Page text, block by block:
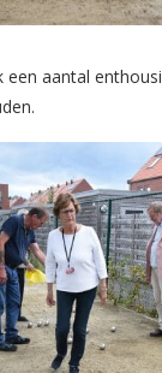
een aantal